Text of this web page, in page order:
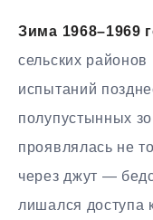
Зима 1968–1969
сельских районов
испытаний
полупустынных
проявлялась не
через джут —
лишался доступа